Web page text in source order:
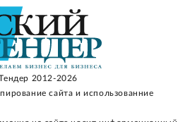
2012-2026
сайта и использованние